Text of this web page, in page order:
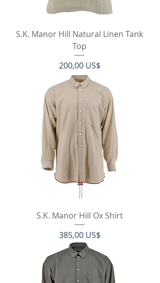
S.K. Manor Hill Natural Linen Tank
Top
Pris
200,00 US$
S.K. Manor Hill Ox Shirt
Pris
385,00 US$